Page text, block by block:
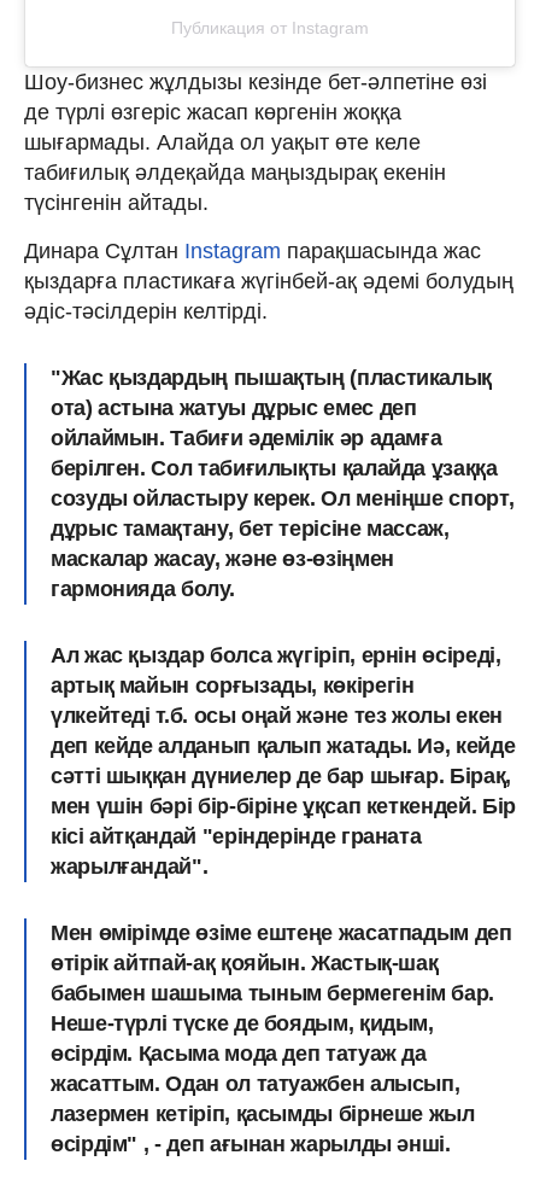
Публикация от Instagram
Шоу-бизнес жұлдызы кезінде бет-әлпетіне өзі
де түрлі өзгеріс жасап көргенін жоққа
шығармады. Алайда ол уақыт өте келе
табиғилық әлдеқайда маңыздырақ екенін
түсінгенін айтады.
Динара Сұлтан Instagram парақшасында жас
қыздарға пластикаға жүгінбей-ақ әдемі болудың
әдіс-тәсілдерін келтірді.
"Жас қыздардың пышақтың (пластикалық
ота) астына жатуы дұрыс емес деп
ойлаймын. Табиғи әдемілік әр адамға
берілген. Сол табиғилықты қалайда ұзаққа
созуды ойластыру керек. Ол меніңше спорт,
дұрыс тамақтану, бет терісіне массаж,
маскалар жасау, және өз-өзіңмен
гармонияда болу.
Ал жас қыздар болса жүгіріп, ернін өсіреді,
артық майын сорғызады, көкірегін
үлкейтедіт.б. осы оңай және тез жолы екен
деп кейде алданып қалып жатады. Иә, кейде
сәтті шыққан дүниелер де бар шығар. Бірақ,
мен үшін бәрі бір-біріне ұқсап кеткендей. Бір
кісі айтқандай "еріндерінде граната
жарылғандай".
Мен өмірімде өзіме ештеңе жасатпадым деп
өтірік айтпай-ақ қояйын. Жастық-шақ
бабымен шашыма тыным бермегенім бар.
Неше-түрлі түске де боядым, қидым,
өсірдім. Қасыма мода деп татуаж да
жасаттым. Одан ол татуажбен алысып,
лазермен кетіріп, қасымды бірнеше жыл
өсірдім" , - деп ағынан жарылды әнші.